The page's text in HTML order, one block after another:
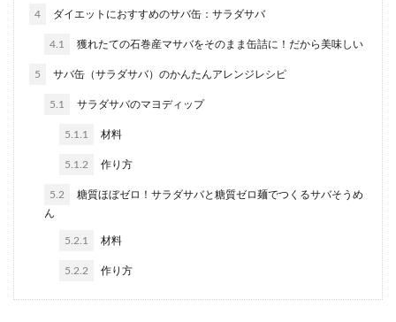
4 ダイエットにおすすめのサバ缶：サラダサバ
4.1 獲れたての石巻産マサバをそのまま缶詰に！だから美味しい
5 サバ缶（サラダサバ）のかんたんアレンジレシピ
5.1 サラダサバのマヨディップ
5.1.1 材料
5.1.2 作り方
5.2
糖質ほぼゼロ！サラダサバと糖質ゼロ麺でつくるサバそうめ
ん
5.2.1 材料
5.2.2 作り方